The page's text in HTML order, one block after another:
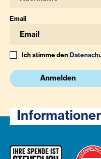
Email
Ich stimme den
Anmelden